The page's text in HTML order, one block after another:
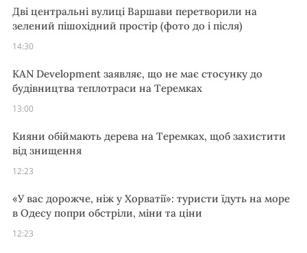
Дві центральні вулиці Варшави перетворили на
зелений пішохідний простір (фото до і після)
14:30
KAN Development заявляє, що не має стосунку до
будівництва теплотраси на Теремках
13:00
Кияни обіймають дерева на Теремках, щоб захистити
від знищення
12:23
«У вас дорожче, ніж у Хорватії»: туристи їдуть на море
в Одесу попри обстріли, міни та ціни
12:23